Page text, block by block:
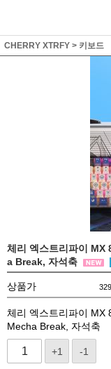
CHERRY XTRFY > 키보드
체리 엑스트리파이 MX
a Break, 자석축
상품가
체리 엑스트리파이 MX
Mecha Break, 자석축
+1 -1